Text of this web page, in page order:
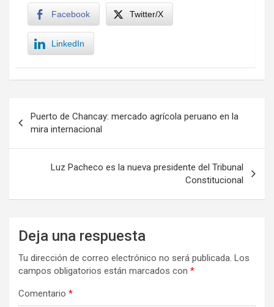
Facebook Twitter/X
LinkedIn
de
entradas
Puerto de Chancay: mercado agrícola peruano en la
mira internacional
Luz Pacheco es la nueva presidente del Tribunal
Constitucional
Deja una respuesta
Tu dirección de correo electrónico no será publicada. Los
campos obligatorios están marcados con *
Comentario *